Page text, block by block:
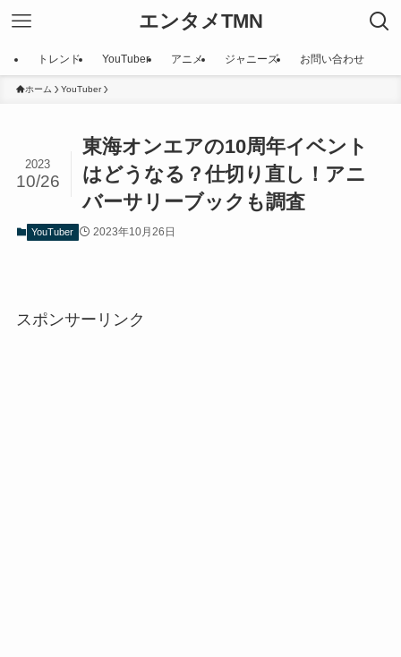
エンタメTMN
トレンド YouTuber アニメ ジャニーズ お問い合わせ
ホーム YouTuber
東海オンエアの10周年イベント
はどうなる？仕切り直し！アニ
バーサリーブックも調査
2023
10/26
YouTuber 2023年10月26日
スポンサーリンク